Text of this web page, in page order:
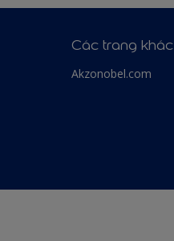
Các trang khác
Akzonobel.com